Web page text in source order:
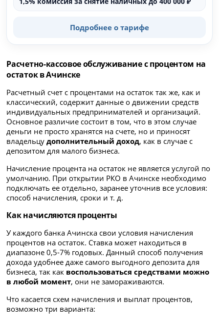
Подробнее о тарифе
Расчетно-кассовое обслуживание с процентом на
остаток в Ачинске
Расчетный счет с процентами на остаток так же, как и
классический, содержит данные о движении средств
индивидуальных предпринимателей и организаций.
Основное различие состоит в том, что в этом случае
деньги не просто хранятся на счете, но и приносят
владельцудополнительный доход, как в случае с
депозитом для малого бизнеса.
Начисление процента на остаток не является услугой по
умолчанию. При открытии РКО в Ачинске необходимо
подключать ее отдельно, заранее уточнив все условия:
способ начисления, сроки и т. д.
Как начисляются проценты
У каждого банка Ачинска свои условия начисления
процентов на остаток. Ставка может находиться в
диапазоне 0,5-7% годовых. Данный способ получения
дохода удобнее даже самого выгодного депозита для
бизнеса, так как воспользоваться средствами можно
в любой момент, они не замораживаются.
Что касается схем начисления и выплат процентов,
возможно три варианта: